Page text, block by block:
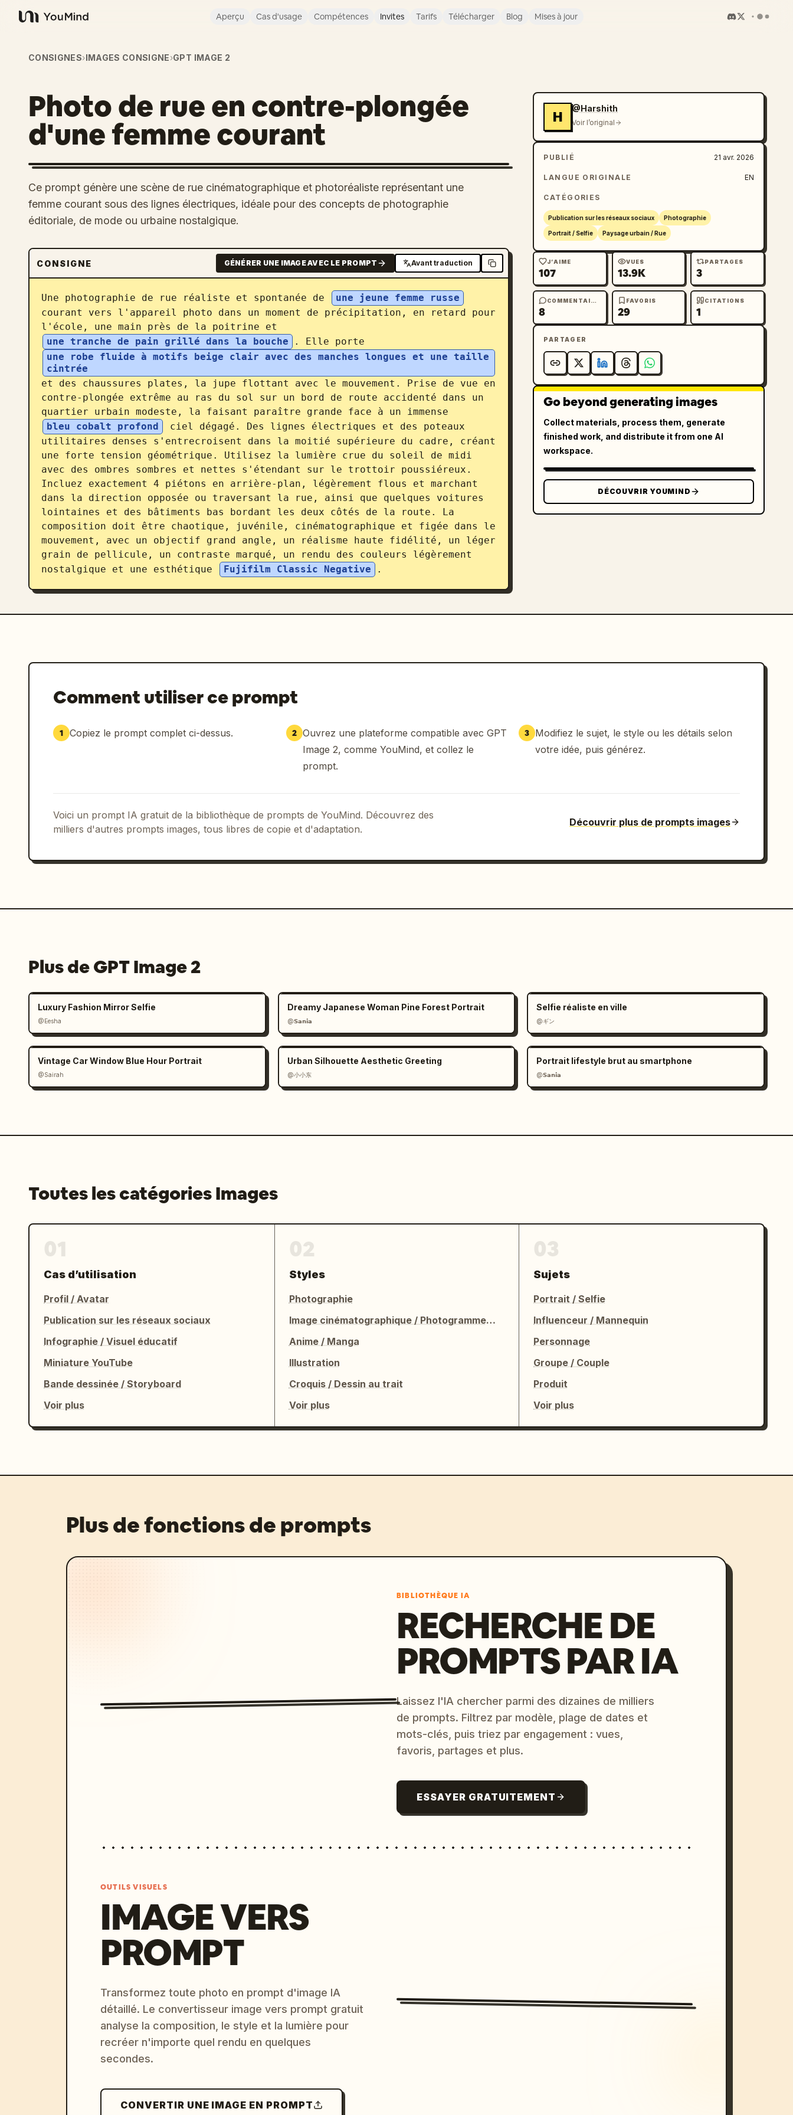
YouMind
Aperçu Cas d'usage Compétences Invites Tarifs Télécharger Blog Mises à jour
CONSIGNES›IMAGES CONSIGNE›GPT IMAGE 2
Photo de rue en contre-plongée
d'une femme courant
Ce prompt génère une scène de rue cinématographique et photoréaliste représentant une
femme courant sous des lignes électriques, idéale pour des concepts de photographie
éditoriale, de mode ou urbaine nostalgique.
CONSIGNE GÉNÉRER UNE IMAGE AVEC LE PROMPT Avant traduction
Une photographie de rue réaliste et spontanée de
une jeune femme russe
courant vers l'appareil photo dans un moment de précipitation, en retard pour
l'école, une main près de la poitrine et
une tranche de pain grillé dans la bouche
. Elle porte
une robe fluide à motifs beige clair avec des manches longues et une taille
cintrée
et des chaussures plates, la jupe flottant avec le mouvement. Prise de vue en
contre-plongée extrême au ras du sol sur un bord de route accidenté dans un
quartier urbain modeste, la faisant paraître grande face à un immense
bleu cobalt profond
ciel dégagé. Des lignes électriques et des poteaux
utilitaires denses s'entrecroisent dans la moitié supérieure du cadre, créant
une forte tension géométrique. Utilisez la lumière crue du soleil de midi
avec des ombres sombres et nettes s'étendant sur le trottoir poussiéreux.
Incluez exactement 4 piétons en arrière-plan, légèrement flous et marchant
dans la direction opposée ou traversant la rue, ainsi que quelques voitures
lointaines et des bâtiments bas bordant les deux côtés de la route. La
composition doit être chaotique, juvénile, cinématographique et figée dans le
mouvement, avec un objectif grand angle, un réalisme haute fidélité, un léger
grain de pellicule, un contraste marqué, un rendu des couleurs légèrement
nostalgique et une esthétique
Fujifilm Classic Negative .
H
@Harshith
Voir l’original
PUBLIÉ 21 avr. 2026
LANGUE ORIGINALE EN
CATÉGORIES
Publication sur les réseaux sociaux Photographie
Portrait / Selfie Paysage urbain / Rue
J’AIME
107
VUES
13.9K
PARTAGES
3
COMMENTAIRES
8
FAVORIS
29
CITATIONS
1
PARTAGER
Go beyond generating images
Collect materials, process them, generate
finished work, and distribute it from one AI
workspace.
DÉCOUVRIR YOUMIND
Comment utiliser ce prompt
1 Copiez le prompt complet ci-dessus. 2 Ouvrez une plateforme compatible avec GPT
Image 2, comme YouMind, et collez le
prompt.
3
Modifiez le sujet, le style ou les détails selon
votre idée, puis générez.
Voici un prompt IA gratuit de la bibliothèque de prompts de YouMind. Découvrez des
milliers d'autres prompts images, tous libres de copie et d'adaptation.
Découvrir plus de prompts images
Plus de GPT Image 2
Luxury Fashion Mirror Selfie
@Eesha
Dreamy Japanese Woman Pine Forest Portrait
@𝗦𝗮𝗻𝗶𝗮
Selfie réaliste en ville
@ギン
Vintage Car Window Blue Hour Portrait
@Sairah
Urban Silhouette Aesthetic Greeting
@小小东
Portrait lifestyle brut au smartphone
@𝗦𝗮𝗻𝗶𝗮
Toutes les catégories Images
Cas d’utilisation
Profil / Avatar
Publication sur les réseaux sociaux
Infographie / Visuel éducatif
Miniature YouTube
Bande dessinée / Storyboard
Voir plus
Styles
Photographie
Image cinématographique / Photogramme de film
Anime / Manga
Illustration
Croquis / Dessin au trait
Voir plus
Sujets
Portrait / Selfie
Influenceur / Mannequin
Personnage
Groupe / Couple
Produit
Voir plus
Plus de fonctions de prompts
BIBLIOTHÈQUE IA
RECHERCHE DE
PROMPTS PAR IA
Laissez l'IA chercher parmi des dizaines de milliers
de prompts. Filtrez par modèle, plage de dates et
mots-clés, puis triez par engagement : vues,
favoris, partages et plus.
ESSAYER GRATUITEMENT
OUTILS VISUELS
IMAGE VERS
PROMPT
Transformez toute photo en prompt d'image IA
détaillé. Le convertisseur image vers prompt gratuit
analyse la composition, le style et la lumière pour
recréer n'importe quel rendu en quelques
secondes.
CONVERTIR UNE IMAGE EN PROMPT